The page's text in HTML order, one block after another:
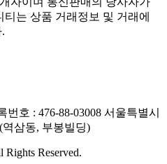
는 상품 거래정보 및 거래에
번호 : 476-88-03008 서울특별시
역삼동, 부봉빌딩)
Reserved.